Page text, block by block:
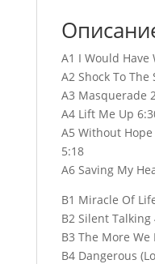
A1 I Would Have
A2 Shock To The
A3 Masquerade
A4 Lift Me Up
A5 Without
5:18
A6 Saving My
B1 Miracle Of
B2 Silent Talking
B3 The More
B4 Dangerous